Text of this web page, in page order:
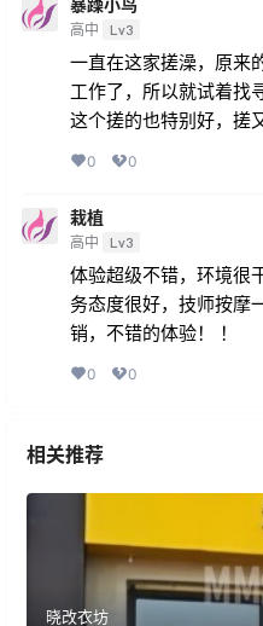
暴躁小鸟
高中 Lv3
一直在这家搓澡，原来
工作了，所以就试着找
这个搓的也特别好，搓
0 0
栽植
高中 Lv3
体验超级不错，环境很
务态度很好，技师按摩
销，不错的体验！ ！
0 0
相关推荐
晓改衣坊